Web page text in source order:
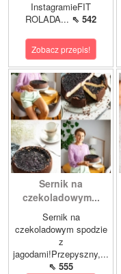
InstagramieFIT
ROLADA... ⇖ 542
Zobacz przepis!
Sernik na
czekoladowym...
Sernik na
czekoladowym spodzie
z
jagodami!Przepyszny,...
⇖ 555